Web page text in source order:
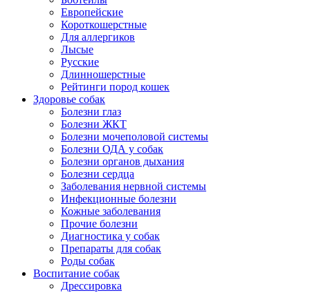
Европейские
Короткошерстные
Для аллергиков
Лысые
Русские
Длинношерстные
Рейтинги пород кошек
Здоровье собак
Болезни глаз
Болезни ЖКТ
Болезни мочеполовой системы
Болезни ОДА у собак
Болезни органов дыхания
Болезни сердца
Заболевания нервной системы
Инфекционные болезни
Кожные заболевания
Прочие болезни
Диагностика у собак
Препараты для собак
Роды собак
Воспитание собак
Дрессировка